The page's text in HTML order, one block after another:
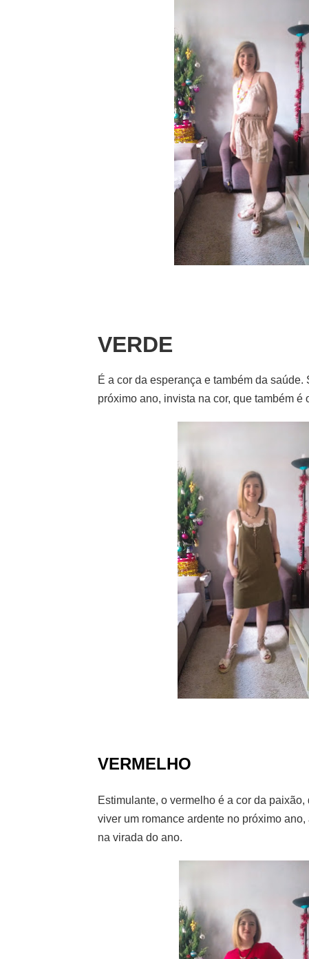
VERDE
É a cor da esperança e também da
próximo ano, invista na cor, que também é
VERMELHO
Estimulante, o vermelho é a cor da
viver um romance ardente no próximo
na virada do ano.